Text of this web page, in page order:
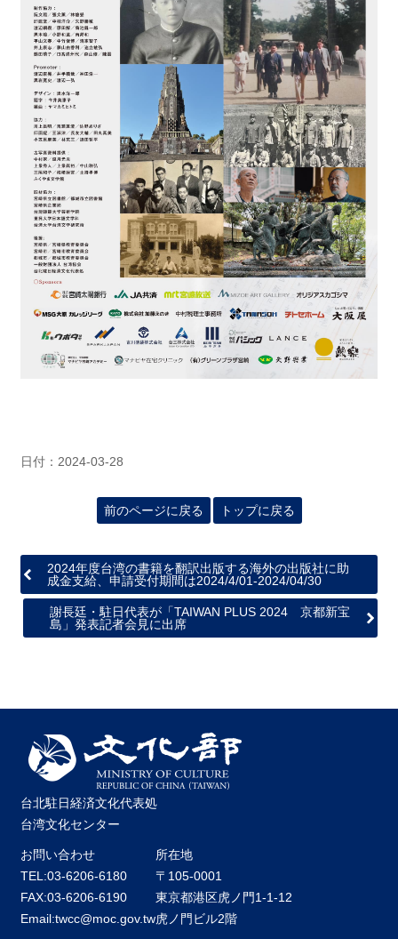
日付：2024-03-28
前のページに戻る トップに戻る
2024年度台湾の書籍を翻訳出版する海外の出版社に助
成金支給、申請受付期間は2024/4/01-2024/04/30
謝長廷・駐日代表が「TAIWAN PLUS 2024 京都新宝
島」発表記者会見に出席
台北駐日経済文化代表処
台湾文化センター
お問い合わせ
TEL:03-6206-6180
FAX:03-6206-6190
Email:twcc@moc.gov.tw
所在地
〒105-0001
東京都港区虎ノ門1-1-12
虎ノ門ビル2階